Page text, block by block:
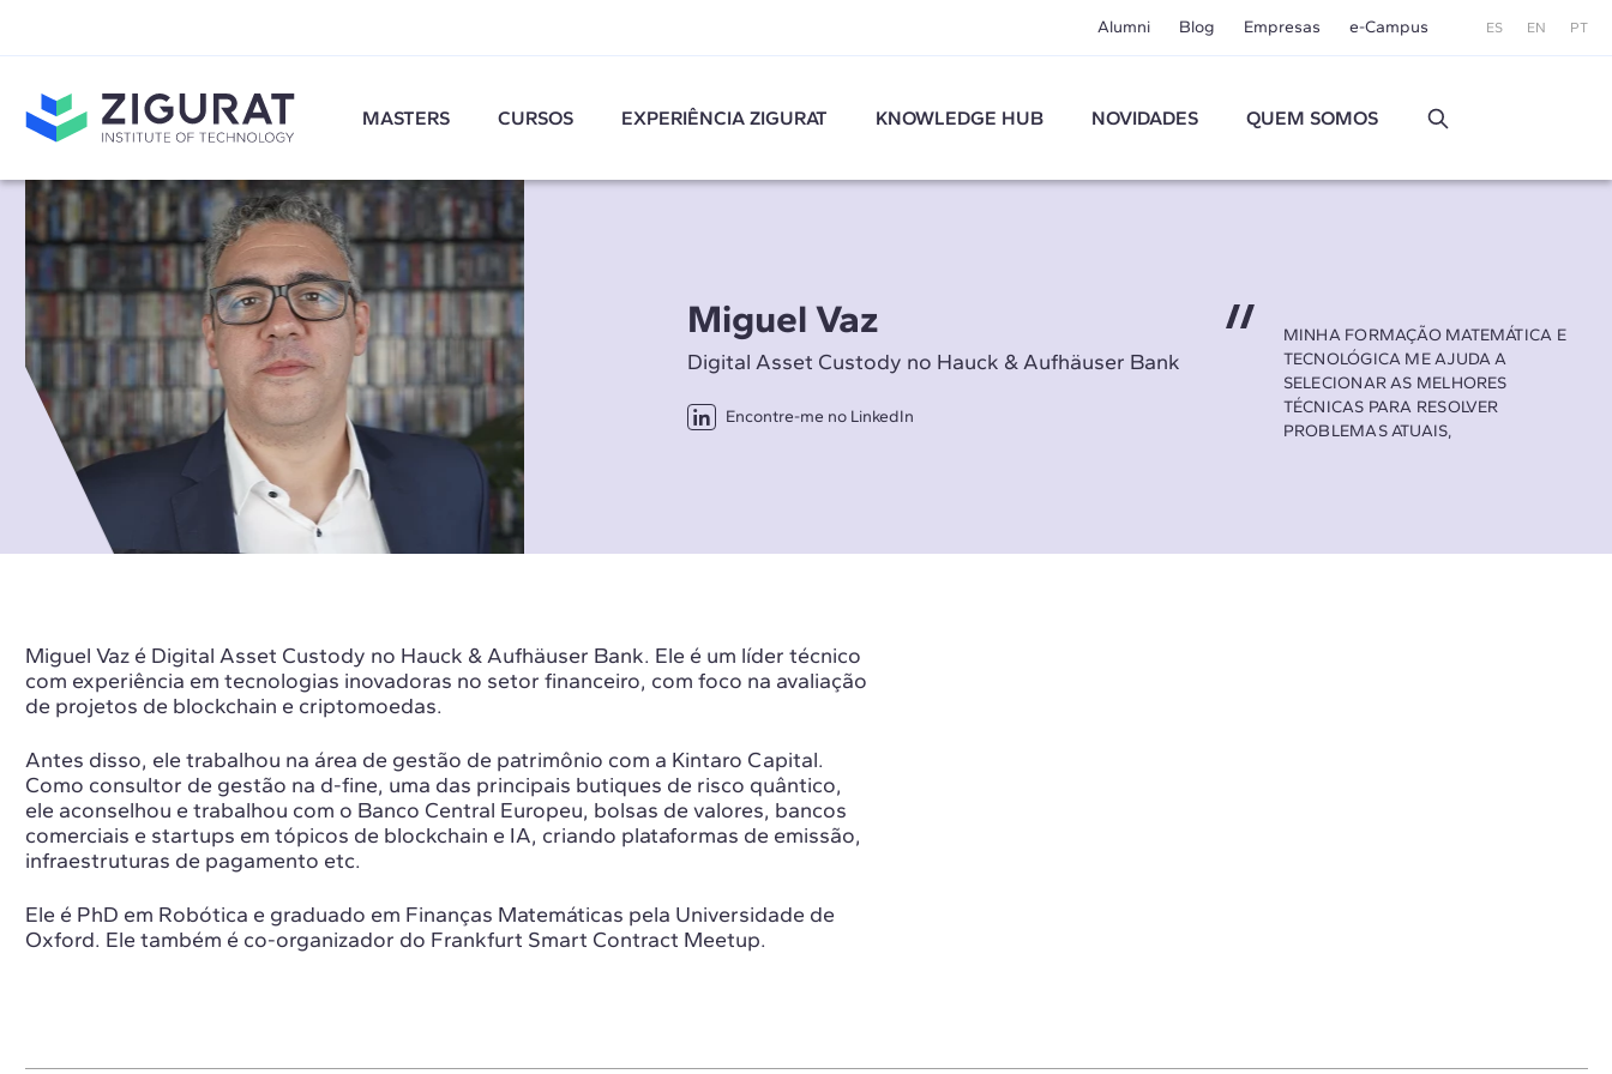
Alumni Blog Empresas e-Campus ES EN PT
MASTERS CURSOS EXPERIÊNCIA ZIGURAT KNOWLEDGE HUB NOVIDADES QUEM SOMOS
Miguel Vaz
Digital Asset Custody no Hauck & Aufhäuser Bank
Encontre-me no LinkedIn
MINHA FORMAÇÃO MATEMÁTICA E
TECNOLÓGICA ME AJUDA A
SELECIONAR AS MELHORES
TÉCNICAS PARA RESOLVER
PROBLEMAS ATUAIS,
Miguel Vaz é Digital Asset Custody no Hauck & Aufhäuser Bank. Ele é um líder técnico
com experiência em tecnologias inovadoras no setor financeiro, com foco na avaliação
de projetos de blockchain e criptomoedas.
Antes disso, ele trabalhou na área de gestão de patrimônio com a Kintaro Capital.
Como consultor de gestão na d-fine, uma das principais butiques de risco quântico,
ele aconselhou e trabalhou com o Banco Central Europeu, bolsas de valores, bancos
comerciais e startups em tópicos de blockchain e IA, criando plataformas de emissão,
infraestruturas de pagamento etc.
Ele é PhD em Robótica e graduado em Finanças Matemáticas pela Universidade de
Oxford. Ele também é co-organizador do Frankfurt Smart Contract Meetup.